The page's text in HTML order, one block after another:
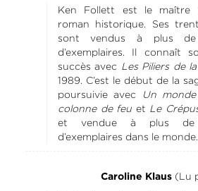
Ken Follett est le maître
roman historique. Ses
sont vendus à plus de
d’exemplaires. Il connaît
succès avec Les Piliers de
1989. C’est le début de la
poursuivie avec
Un
colonne de feu et Le
et vendue à plus de
d’exemplaires dans le monde.
Caroline Klaus (Lu